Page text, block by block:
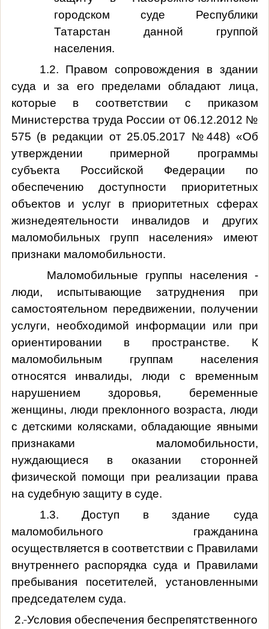
городском суде Республики
Татарстан данной группой
населения.
1.2. Правом сопровождения в здании
суда и за его пределами обладают лица,
которые в соответствии с приказом
Министерства труда России от 06.12.2012 №
575 (в редакции от 25.05.2017 №448) «Об
утверждении примерной программы
субъекта Российской Федерации по
обеспечению доступности приоритетных
объектов и услуг в приоритетных сферах
жизнедеятельности инвалидов и других
маломобильных групп населения» имеют
признаки маломобильности.
Маломобильные группы населения -
люди, испытывающие затруднения при
самостоятельном передвижении, получении
услуги, необходимой информации или при
ориентировании в пространстве. К
маломобильным группам населения
относятся инвалиды, люди с временным
нарушением здоровья, беременные
женщины, люди преклонного возраста, люди
с детскими колясками, обладающие явными
признаками маломобильности,
нуждающиеся в оказании сторонней
физической помощи при реализации права
на судебную защиту в суде.
1.3. Доступ в здание суда
маломобильного гражданина
осуществляется в соответствии с Правилами
внутреннего распорядка суда и Правилами
пребывания посетителей, установленными
председателем суда.
2. Условия обеспечения беспрепятственного